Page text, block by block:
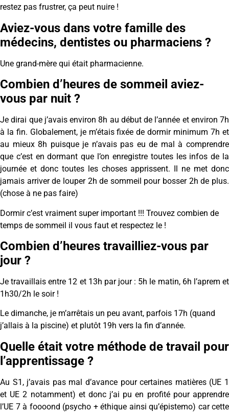
restez pas frustrer, ça peut nuire !
Aviez-vous dans votre famille des
médecins, dentistes ou pharmaciens ?
Une grand-mère qui était pharmacienne.
Combien d’heures de sommeil aviez-
vous par nuit ?
Je dirai que j’avais environ 8h au début de l’année et environ 7h
à la fin. Globalement, je m’étais fixée de dormir minimum 7h et
au mieux 8h puisque je n’avais pas eu de mal à comprendre
que c’est en dormant que l’on enregistre toutes les infos de la
journée et donc toutes les choses apprissent. Il ne met donc
jamais arriver de louper 2h de sommeil pour bosser 2h de plus.
(chose à ne pas faire)
Dormir c’est vraiment super important !!! Trouvez combien de
temps de sommeil il vous faut et respectez le !
Combien d’heures travailliez-vous par
jour ?
Je travaillais entre 12 et 13h par jour : 5h le matin, 6h l’aprem et
1h30/2h le soir !
Le dimanche, je m’arrêtais un peu avant, parfois 17h (quand
j’allais à la piscine) et plutôt 19h vers la fin d’année.
Quelle était votre méthode de travail pour
l’apprentissage ?
Au S1, j’avais pas mal d’avance pour certaines matières (UE 1
et UE 2 notamment) et donc j’ai pu en profité pour apprendre
l’UE 7 à foooond (psycho + éthique ainsi qu’épistemo) car cette